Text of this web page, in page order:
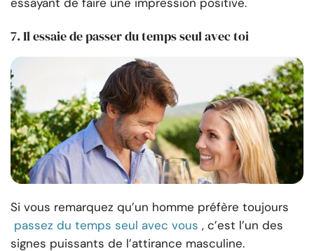
7. Il essaie de passer du temps seul avec toi
Si vous remarquez qu’un homme préfère toujours
passez du temps seul avec vous , c’est l’un des
signes puissants de l’attirance masculine.